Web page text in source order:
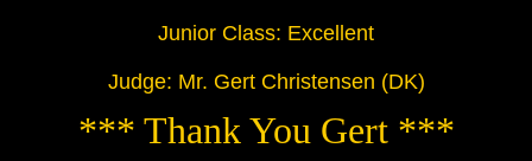
Junior Class: Excellent
Judge: Mr. Gert Christensen (DK)
*** Thank You Gert ***